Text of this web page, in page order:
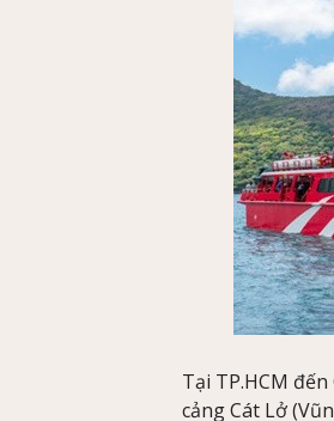
Tại TP.HCM
cảng Cát Lở